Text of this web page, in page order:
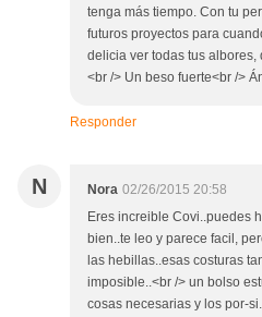
tenga más tiempo. Con tu
futuros proyectos para
delicia ver todas tus
<br /> Un beso fuerte<br />
Responder
N Nora 02/26/2015 20:58
Eres increible Covi..puedes
bien..te leo y parece facil,
las hebillas..esas costuras
imposible..<br /> un bolso
cosas necesarias y los por-